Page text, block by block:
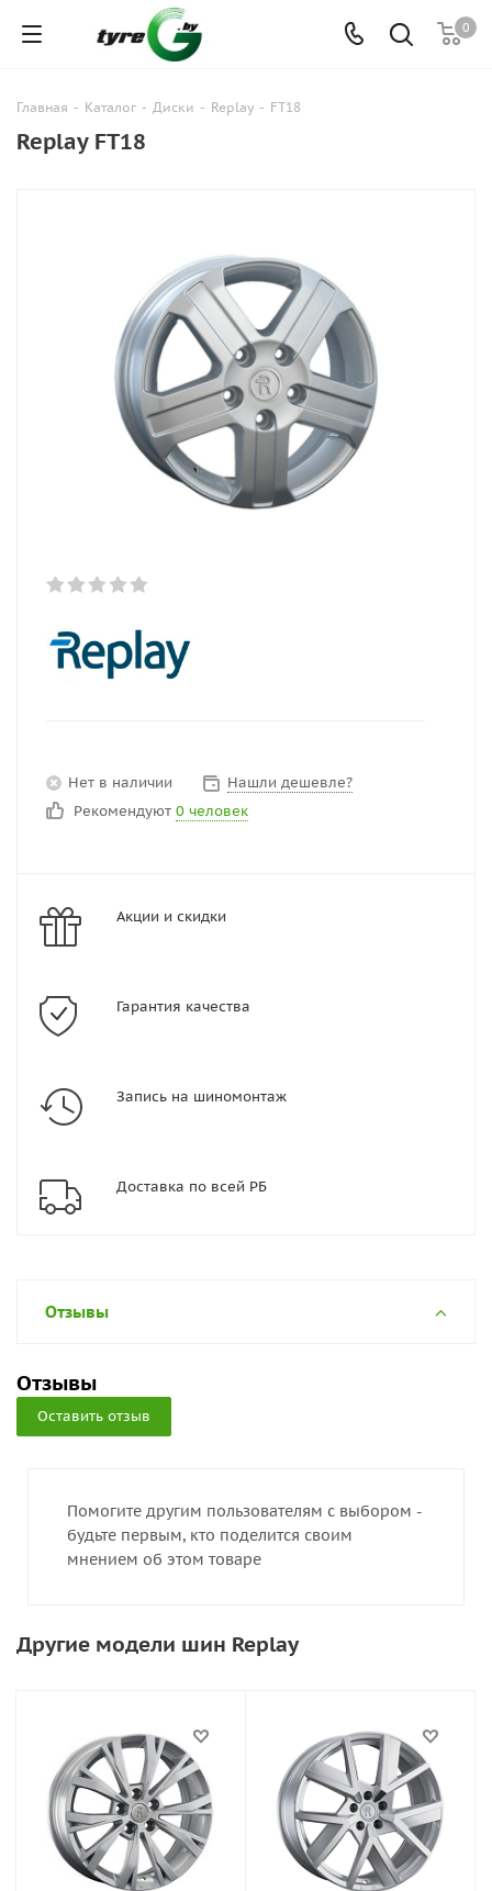
0
Главная - Каталог - Диски - Replay - FT18
Replay FT18
Нет в наличии
Нашли дешевле?
Рекомендуют 0 человек
Акции и скидки
Гарантия качества
Запись на шиномонтаж
Доставка по всей РБ
Отзывы
Отзывы
Оставить отзыв
Помогите другим пользователям с выбором -
будьте первым, кто поделится своим
мнением об этом товаре
Другие модели шин Replay